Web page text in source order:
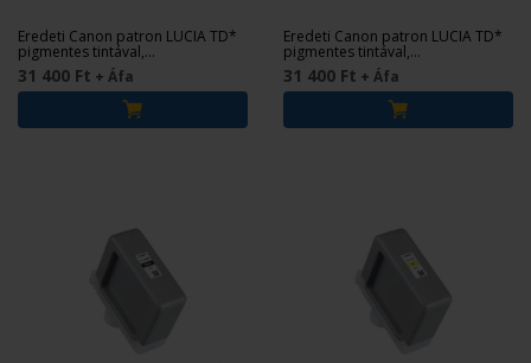
Eredeti Canon patron LUCIA TD*
pigmentes tintával,
imagePROGRAF TX-2000, TX-2100,
TX-3000, TX-3100, TX-4000 és TX-
4100 nyomtatókhoz.
31 400 Ft + Áfa
Eredeti Canon patron LUCIA TD*
pigmentes tintával,
imagePROGRAF TX-2000, TX-2100,
TX-3000, TX-3100, TX-4000 és TX-
4100 nyomtatókhoz.
31 400 Ft + Áfa